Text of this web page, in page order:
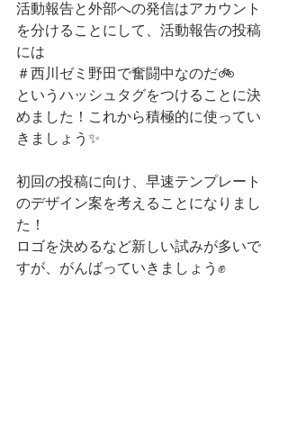
活動報告と外部への発信はアカウント
を分けることにして、活動報告の投稿
には
＃西川ゼミ野田で奮闘中なのだ🚲
というハッシュタグをつけることに決
めました！これから積極的に使ってい
きましょう✨
初回の投稿に向け、早速テンプレート
のデザイン案を考えることになりまし
た！
ロゴを決めるなど新しい試みが多いで
すが、がんばっていきましょう✊